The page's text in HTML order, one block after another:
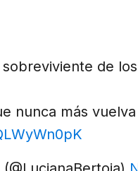
de
nunca más